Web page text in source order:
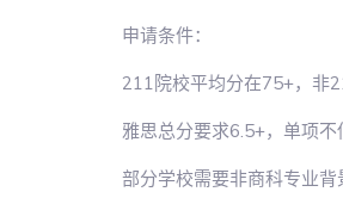
申请条件：
211院校平均分在75+，非
雅思总分要求6.5+，单项不
部分学校需要非商科专业背